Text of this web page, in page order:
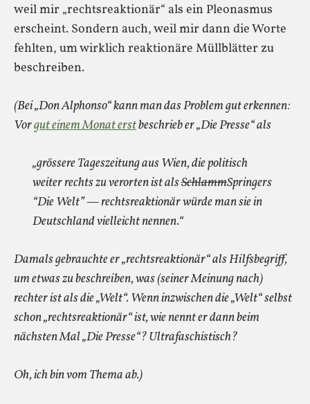
weil mir „rechtsreaktionär“ als ein Pleonasmus
erscheint. Sondern auch, weil mir dann die Worte
fehlten, um wirklich reaktionäre Müllblätter zu
beschreiben.
(Bei „Don Alphonso“ kann man das Problem gut erkennen:
Vorgut einem Monat erstbeschrieb er „Die Presse“ als
„grössere Tageszeitung aus Wien, die politisch
weiter rechts zu verorten ist alsSchlammSpringers
“Die Welt” — rechtsreaktionär würde man sie in
Deutschland vielleicht nennen.“
Damals gebrauchte er „rechtsreaktionär“ als Hilfsbegriff,
um etwas zu beschreiben, was (seiner Meinung nach)
rechter ist als die „Welt“. Wenn inzwischen die „Welt“ selbst
schon „rechtsreaktionär“ ist, wie nennt er dann beim
nächsten Mal „Die Presse“? Ultrafaschistisch?
Oh, ich bin vom Thema ab.)